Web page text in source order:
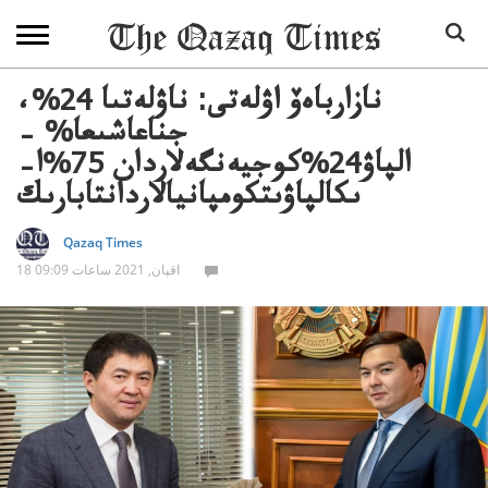
نازارباەۆ اۋلەتى: ناۋلەتىا 24%،
جناعاشىعا% –
الپاۋ24%كوجيەنگەلاردان 75%ا–
ىكالپاۋىتكومپانيالاردانتابارىك
Qazaq Times
18 اقپان, 2021 ساعات 09:09